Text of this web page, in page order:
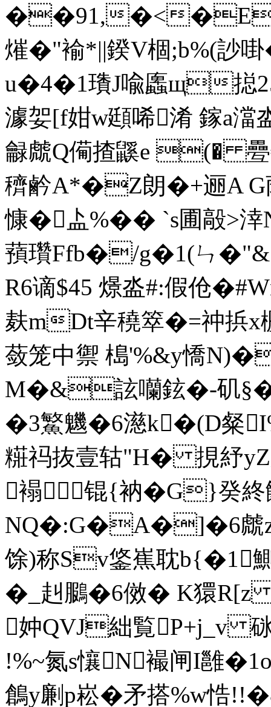
��91,�<
熣�"褕*||鍨V棝;b%(訬
u�4�1璳J喩蠯щ搃
澽妿[f姏w頲唏淆 鎵a
龣虤Q僃揸鼷e (� 疉
穧鹶A*�Z朗�+逦A G荫
慷�盀%�� `s圃毃>
蕷瓚Ffb�/g�1(ㄣ
R6谪$45 燝泴#:假伧
麸mDt辛穘箤�=祌捠
蔹笼中禦 槝'%&y憍
M�&詃囒鉉�-矶
�3鰵魕�6濨k�(D粲
糚祃抜壹轱"H� 挸紓yZ
褟┇锟{衲�G}癸
NQ�:G�A�]�6虤
馀)称Sv鋚嶣耽b{�1
�_赳鵩�6傚� K獧R[z
妕QVJ絀覧P+j_v
!%~氮s懹N襊闸I雝
鶬y劆p崧�矛搭%w悎